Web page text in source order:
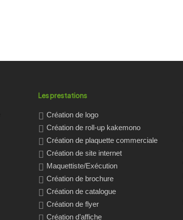
Les prestations
Création de logo
Création de roll-up kakemono
Création de plaquette commerciale
Création de site internet
Maquettiste/Exécution
Création de brochure
Création de catalogue
Création de flyer
Création d’affiche